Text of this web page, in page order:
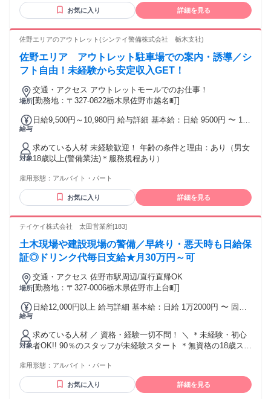
の中高年の方活躍中 ・監視員/セキュリティスタッフ/モニタ
ー監視、施設警備/常駐警備/イベント警備/交通誘導などで探
ロール/守衛/保安警備でお探しの方・自営業 / 農家 / 業務委託
の方も歓迎いたします。
お気に入り 詳細を見る
佐野エリアのアウトレット(シンテイ警備株式会社 栃木支社)
佐野エリア アウトレット駐車場での案内・誘導／シ
フト自由！未経験から安定収入GET！
場所
交通・アクセス アウトレットモールでのお仕事！
[勤務地：〒327-0822栃木県佐野市越名町]
給与
日給9,500円～10,980円 給与詳細 基本給：日給 9500円 〜 1万
る通勤・皆勤・家族手当金額：なし 全員に一律で支払われる
その他手当金額：なし ①②日給1万980円 ③日給9,500円 試
用・研修期間：3日間 試用・研修期間の条件：給与・勤務時間
条件が異なる 研修手当…3日間/1日9000円＋食事手当1日1000
用・研修中の交通費は全額会社負担 【給与】 本採用と異なる
基本給 : 日給 9000円 〜 固定残業代：なし 【一律手当】 全員
に一律で支払われる通勤・皆勤・家族手当金額：あり 全員に
一律で支払われるその他手当金額：あり 【勤務形態】 本採用
と異なる 勤務形態：固定時間制 【勤務時間】 実働時間：1日
あたり7時間 平均勤務日数：1ヶ月あたり3日
対象
求めている人材 未経験歓迎！ 年齢の条件と理由：あり（男女
18歳以上(警備業法)＊服務規程あり）
雇用形態： アルバイト・パート
お気に入り 詳細を見る
テイケイ株式会社 太田営業所[183]
土木現場や建設現場の警備／早終り・悪天時も日給保
証◎ドリンク代毎日支給★月30万円～可
場所
交通・アクセス 佐野市駅周辺/直行直帰OK
[勤務地：〒327-0006栃木県佐野市上台町]
給与
日給12,000円以上 給与詳細 基本給：日給 1万2000円 〜 固定
勤・家族手当金額：なし 全員に一律で支払われるその他手当
金額：なし 【日勤】日給1万円 【夜勤】日給1万2000円 - ／
資格・役職によって さらに高額手当支給!! 高収入・高額求人
をお探しの方に！ ＼ ＊高速道路本線の警備は日給＋500円 運
給＋500円 (資格配置現場なら＋1500円) 1級：日給＋800円 (資
格配置現場なら＋1800円)
対象
求めている人材 ／ 資格・経験一切不問！ ＼ ＊未経験・初心
者OK!! 90％のスタッフが未経験スタート ＊無資格の18歳スタ
50代の中高年/ミドル活躍中 ＊60代以上のシニア活躍中 ＊定
年後のセカンドキャリアにも◎ ＊フリーター、ブランクのあ
る方歓迎 ／ 警備経験のある方【採用率UP!!】 ＼ ・巡回、監
雇用形態： アルバイト・パート
お気に入り 詳細を見る